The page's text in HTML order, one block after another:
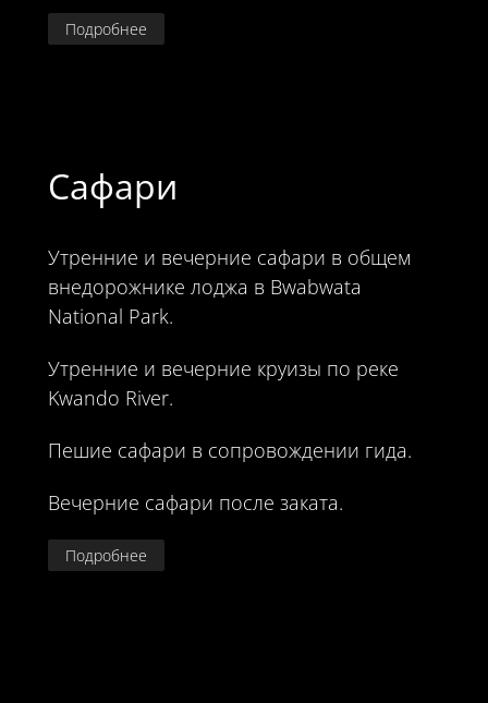
Подробнее
Сафари
Утренние и вечерние сафари в общем
внедорожнике лоджа в Bwabwata
National Park.
Утренние и вечерние круизы по реке
Kwando River.
Пешие сафари в сопровождении гида.
Вечерние сафари после заката.
Подробнее